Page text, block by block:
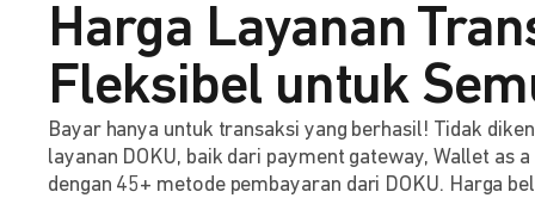
Harga Layanan
Fleksibel untuk
Bayar hanya untuk transaksi yang berhasil! Tidak
layanan DOKU, baik dari payment gateway, Wallet as
dengan 45+ metode pembayaran dari DOKU. Harga